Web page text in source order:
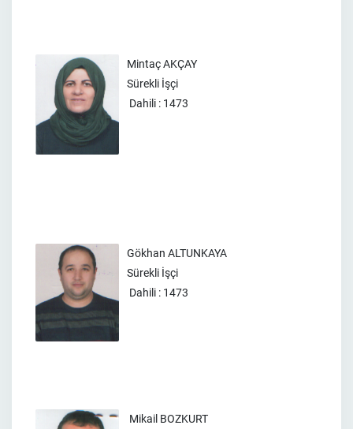
Mintaç AKÇAY
Sürekli İşçi
Dahili : 1473
Gökhan ALTUNKAYA
Sürekli İşçi
Dahili : 1473
Mikail BOZKURT